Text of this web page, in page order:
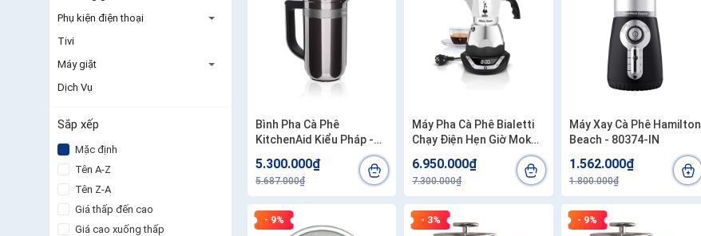
Phụ kiện điện thoại
Tivi
Máy giặt
Dịch Vụ
Sắp xếp
Mặc định
Tên A-Z
Tên Z-A
Giá thấp đến cao
Giá cao xuống thấp
Bình Pha Cà Phê
KitchenAid Kiểu Pháp -
5.300.000₫
5.687.000₫
Máy Pha Cà Phê Bialetti
Chạy Điện Hẹn Giờ Moka
Timer 3 Cup - 0006092
6.950.000₫
7.300.000₫
Máy Xay Cà Phê Hamilton
Beach - 80374-IN
1.562.000₫
1.800.000₫
- 9% - 3% - 9%